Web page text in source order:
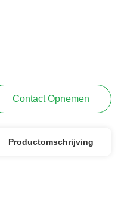
Contact Opnemen
Productomschrijving